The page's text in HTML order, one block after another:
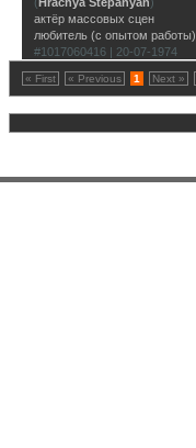
актёр массовых сцен
любитель (с опытом работы)
#1017060416 | 20-07-1974
« First « Previous 1 Next »